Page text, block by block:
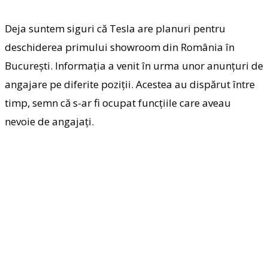
Deja suntem siguri că Tesla are planuri pentru
deschiderea primului showroom din România în
București. Informația a venit în urma unor anunțuri de
angajare pe diferite poziții. Acestea au dispărut între
timp, semn că s-ar fi ocupat funcțiile care aveau
nevoie de angajați.